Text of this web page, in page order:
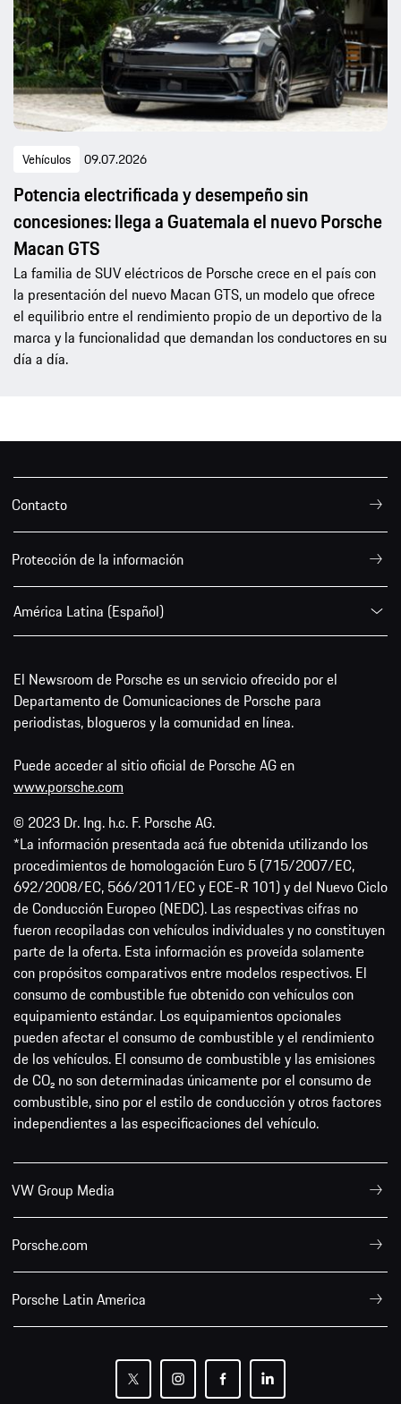
Vehículos 09.07.2026
Potencia electrificada y desempeño sin
concesiones: llega a Guatemala el nuevo Porsche
Macan GTS
La familia de SUV eléctricos de Porsche crece en el país con
la presentación del nuevo Macan GTS, un modelo que ofrece
el equilibrio entre el rendimiento propio de un deportivo de la
marca y la funcionalidad que demandan los conductores en su
día a día.
Contacto
Protección de la información
América Latina (Español)
El Newsroom de Porsche es un servicio ofrecido por el
Departamento de Comunicaciones de Porsche para
periodistas, blogueros y la comunidad en línea.
Puede acceder al sitio oficial de Porsche AG en
www.porsche.com
© 2023 Dr. Ing. h.c. F. Porsche AG.
*La información presentada acá fue obtenida utilizando los
procedimientos de homologación Euro 5 (715/2007/EC,
692/2008/EC, 566/2011/EC y ECE-R 101) y del Nuevo Ciclo
de Conducción Europeo (NEDC). Las respectivas cifras no
fueron recopiladas con vehículos individuales y no constituyen
parte de la oferta. Esta información es proveída solamente
con propósitos comparativos entre modelos respectivos. El
consumo de combustible fue obtenido con vehículos con
equipamiento estándar. Los equipamientos opcionales
pueden afectar el consumo de combustible y el rendimiento
de los vehículos. El consumo de combustible y las emisiones
de CO₂ no son determinadas únicamente por el consumo de
combustible, sino por el estilo de conducción y otros factores
independientes a las especificaciones del vehículo.
VW Group Media
Porsche.com
Porsche Latin America